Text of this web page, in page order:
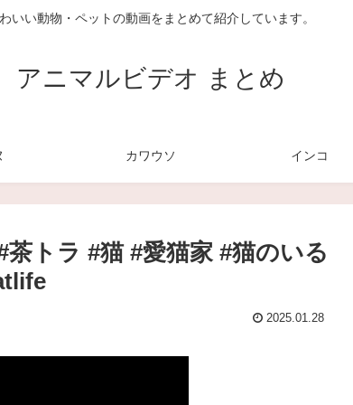
いい動物・ペットの動画をまとめて紹介しています。
アニマルビデオ まとめ
カワウソ インコ
トラ #猫 #愛猫家 #猫のいる
2025.01.28